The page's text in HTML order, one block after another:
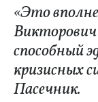
«Это
способный
кризисных
Пасечник.